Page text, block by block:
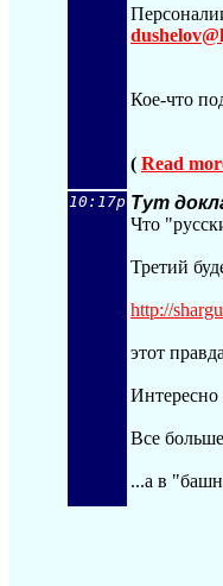
Кое-что
( Read
10:17p Тут
Что
Третий
http://
этот
Интересно
Все
...а в